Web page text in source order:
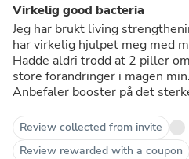
Virkelig good bacteria
Jeg har brukt living
har virkelig hjulpet meg med
Hadde aldri trodd at 2 piller
store forandringer i magen min.
Anbefaler booster på det
Review collected from invite
Review rewarded with a coupon